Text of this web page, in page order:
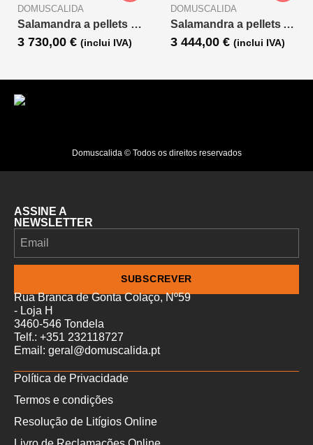
DOMUSCALIDA
Salamandra a pellets Souvenir Steel (canalizável)
3 730,00 € (inclui IVA)
DOMUSCALIDA
Salamandra a pellets Annabella (canalizada)
3 444,00 € (inclui IVA)
Domuscalida © Todos os direitos reservados
ASSINE A
NEWSLETTER
SUBSCREVER
Rua Branca de Gonta Colaço, Nº59
- Loja H
3460-546 Tondela
Telf.: +351 232118727
Email: geral@domuscalida.pt
Política de Privacidade
Termos e condições
Resolução de Litígios Online